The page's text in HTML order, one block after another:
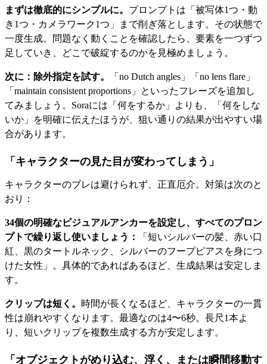
まずは徹底的にシンプルに。 プロンプトは「被写体1つ・動
き1つ・カメラワーク1つ」まで削ぎ落とします。その状態で
一度生成。問題なく動くことを確認したら、要素を一つずつ
足していき、どこで破綻するのかを見極めましょう。
次に：除外指定を試す。
「no Dutch angles」「no lens flare」
「maintain consistent proportions」といったフレーズを追加し
てみましょう。Soraには「何をするか」よりも、「何をしな
いか」を明確に伝えたほうが、狙い通りの結果が出やすい場
合があります。
「キャラクターの見た目が変わってしまう」
キャラクターのブレは避けられず、正直厄介。対策は次のと
おり：
34個の明確なビジュアルアンカーを設定し、すべてのプロン
プトで繰り返し使いましょう：
「短いシルバーの髪、赤い口
紅、黒のタートルネック、シルバーのフープピアスを身につ
けた女性」。具体的であればあるほど、生成結果は安定しま
す。
クリップは短く。 時間が長くなるほど、キャラクターの一貫
性は崩れやすくなります。最適なのは4〜6秒。長尺1本よ
り、短いクリップを複数生成する方が安定します。
「オブジェクトがめり込む、浮く、または瞬間移動す